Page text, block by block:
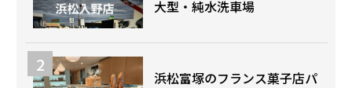
大型・純水洗車場
浜松富塚のフランス菓子店パ